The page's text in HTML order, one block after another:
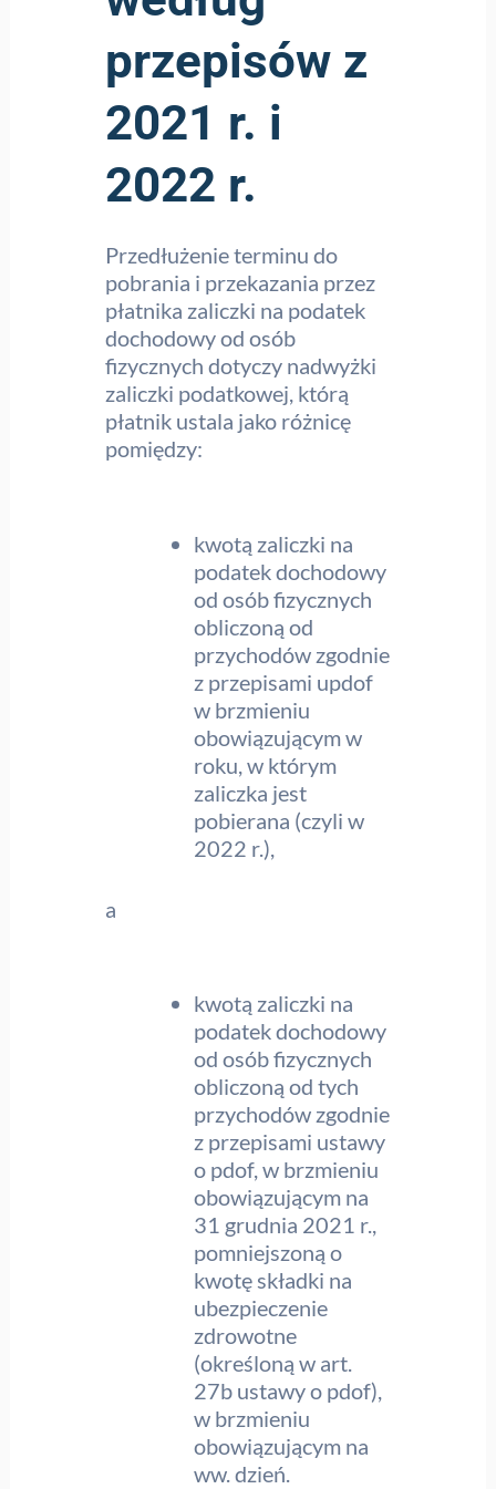
przepisów z
2021 r. i
2022 r.
Przedłużenie terminu do
pobrania i przekazania przez
płatnika zaliczki na podatek
dochodowy od osób
fizycznych dotyczy nadwyżki
zaliczki podatkowej, którą
płatnik ustala jako różnicę
pomiędzy:
kwotą zaliczki na
podatek dochodowy
od osób fizycznych
obliczoną od
przychodów zgodnie
z przepisami updof
w brzmieniu
obowiązującym w
roku, w którym
zaliczka jest
pobierana (czyli w
2022 r.),
a
kwotą zaliczki na
podatek dochodowy
od osób fizycznych
obliczoną od tych
przychodów zgodnie
z przepisami ustawy
o pdof, w brzmieniu
obowiązującym na
31 grudnia 2021 r.,
pomniejszoną o
kwotę składki na
ubezpieczenie
zdrowotne
(określoną w art.
27b ustawy o pdof),
w brzmieniu
obowiązującym na
ww. dzień.